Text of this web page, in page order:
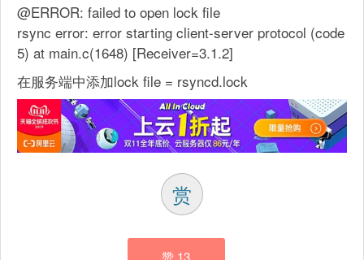
@ERROR: failed to open lock file
rsync error: error starting client-server protocol (code
5) at main.c(1648) [Receiver=3.1.2]
在服务端中添加lock file = rsyncd.lock
赏
赞 13